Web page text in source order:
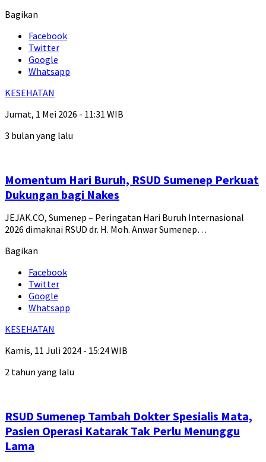
Bagikan
Facebook
Twitter
Google
Whatsapp
KESEHATAN
Jumat, 1 Mei 2026 - 11:31 WIB
3 bulan yang lalu
Momentum Hari Buruh, RSUD Sumenep Perkuat
Dukungan bagi Nakes
JEJAK.CO, Sumenep – Peringatan Hari Buruh Internasional
2026 dimaknai RSUD dr. H. Moh. Anwar Sumenep…
Bagikan
Facebook
Twitter
Google
Whatsapp
KESEHATAN
Kamis, 11 Juli 2024 - 15:24 WIB
2 tahun yang lalu
RSUD Sumenep Tambah Dokter Spesialis Mata,
Pasien Operasi Katarak Tak Perlu Menunggu
Lama